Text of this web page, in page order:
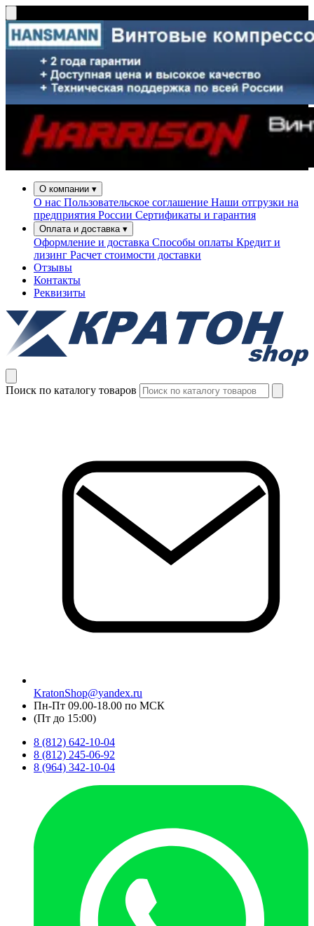
О компании ▾
О нас Пользовательское соглашение Наши отгрузки на
предприятия России Сертификаты и гарантия
Оплата и доставка ▾
Оформление и доставка Способы оплаты Кредит и
лизинг Расчет стоимости доставки
Отзывы
Контакты
Реквизиты
Поиск по каталогу товаров
KratonShop@yandex.ru
Пн-Пт 09.00-18.00 по МСК
(Пт до 15:00)
8 (812) 642-10-04
8 (812) 245-06-92
8 (964) 342-10-04